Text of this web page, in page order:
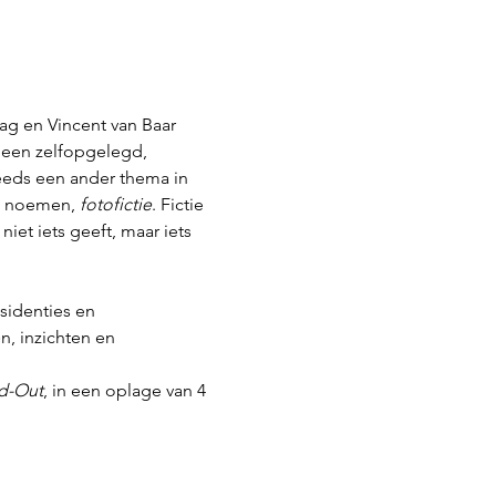
en Vincent van Baar
zelfopgelegd,
een ander thema in
noemen, fotofictie. Fictie
iets geeft, maar iets
en
inzichten en
Out, in een oplage van 4